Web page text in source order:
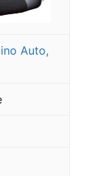
Auto,